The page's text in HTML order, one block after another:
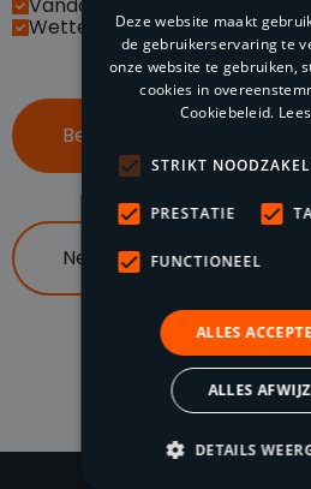
Wettelijke handelsrente van
Bel ons op 085 047 96 70
Neem contact op
Deze website maakt
de gebruikerservaring te
onze website te gebruiken,
cookies in
Cookiebeleid.
STRIKT
PRESTATIE
FUNCTIONEEL
ALLES
ALLES
DETAILS